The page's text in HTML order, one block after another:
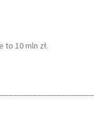
10 mln zł.